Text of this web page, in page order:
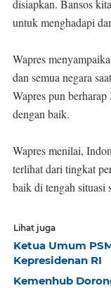
disiapkan. Bansos
untuk menghadapi
Wapres
dan semua negara
Wapres pun
dengan baik.
Wapres menilai,
terlihat dari tingkat
baik di tengah situasi
Lihat juga
Ketua Umum
Kepresidenan RI
Kemenhub